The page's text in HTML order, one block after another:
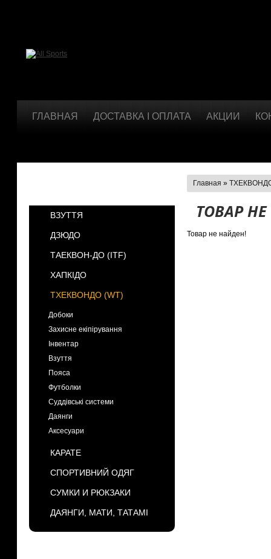
ГЛАВНАЯ ДОСТАВКА І ОПЛАТА АКЦИИ
ВЗУТТЯ
ДЗЮДО
ТАЕКВОН-ДО (ІТF)
ХАПКІДО
ТХЕКВОНДО (WT)
Добоки
Захисне екіпірування
Інвентар
Взуття
Пояса
Футболки
Суддівські системи
Даянги
Аксесуари
КАРАТЕ
СПОРТИВНИЙ ОДЯГ
СУМКИ И РЮКЗАКИ
ДАЯНГИ, МАТИ, ТАТАМІ
Главная »
ТОВАР
Товар не найден!